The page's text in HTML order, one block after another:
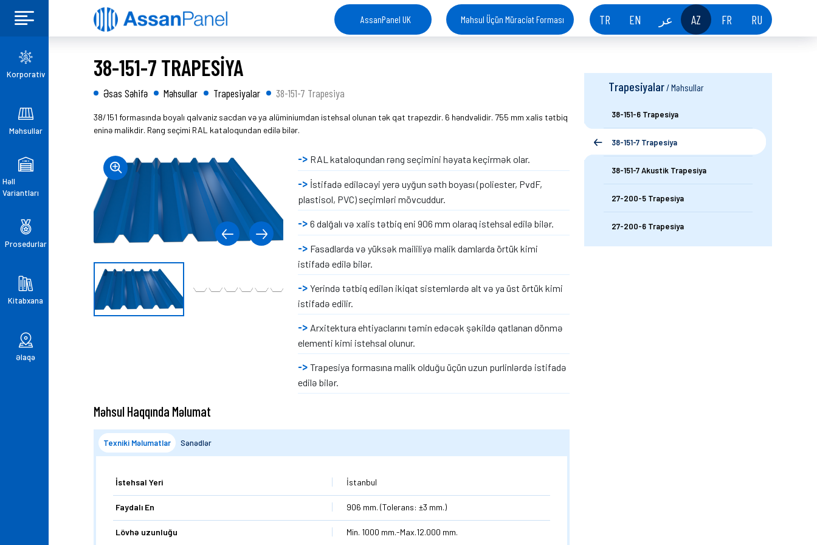
AssanPanel UK Məhsul Üçün Müraciət Forması TR EN عر AZ FR RU
Korporativ
Məhsullar
Həll
Variantları
Prosedurlar
Kitabxana
Əlaqə
38-151-7 TRAPESİYA
Əsas Səhifə Məhsullar Trapesiyalar 38-151-7 Trapesiya
38/151 formasında boyalı qalvaniz sacdan və ya alüminiumdan istehsal olunan tək qat trapezdir. 6 həndvəlidir. 755 mm xalis tətbiq
eninə malikdir. Rəng seçimi RAL kataloqundan edilə bilər.
RAL kataloqundan rəng seçimini həyata keçirmək olar.
İstifadə ediləcəyi yerə uyğun səth boyası (poliester, PvdF,
plastisol, PVC) seçimləri mövcuddur.
6 dalğalı və xalis tətbiq eni 906 mm olaraq istehsal edilə bilər.
Fasadlarda və yüksək maililiyə malik damlarda örtük kimi
istifadə edilə bilər.
Yerində tətbiq edilən ikiqat sistemlərdə alt və ya üst örtük kimi
istifadə edilir.
Arxitektura ehtiyaclarını təmin edəcək şəkildə qatlanan dönmə
elementi kimi istehsal olunur.
Trapesiya formasına malik olduğu üçün uzun purlinlərdə istifadə
edilə bilər.
Məhsul Haqqında Məlumat
Texniki Məlumatlar Sənədlər
İstehsal Yeri İstanbul
Faydalı En 906 mm. (Tolerans: ±3 mm.)
Lövhə uzunluğu Min. 1000 mm.-Max.12.000 mm.
Trapesiyalar/ Məhsullar
38-151-6 Trapesiya
38-151-7 Trapesiya
38-151-7 Akustik Trapesiya
27-200-5 Trapesiya
27-200-6 Trapesiya